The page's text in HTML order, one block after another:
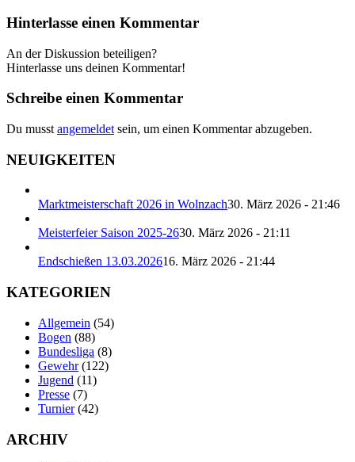
Hinterlasse einen Kommentar
An der Diskussion beteiligen?
Hinterlasse uns deinen Kommentar!
Schreibe einen Kommentar
Du musst angemeldet sein, um einen Kommentar abzugeben.
NEUIGKEITEN
Marktmeisterschaft 2026 in Wolnzach30. März 2026 - 21:46
Meisterfeier Saison 2025-2630. März 2026 - 21:11
Endschießen 13.03.202616. März 2026 - 21:44
KATEGORIEN
Allgemein (54)
Bogen (88)
Bundesliga (8)
Gewehr(122)
Jugend (11)
Presse (7)
Turnier(42)
ARCHIV